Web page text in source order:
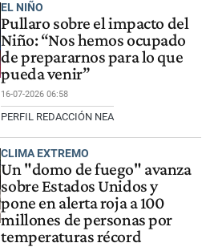
EL NIÑO
Pullaro sobre el impacto del
Niño: “Nos hemos ocupado
de prepararnos para lo que
pueda venir”
16-07-2026 06:58
PERFIL REDACCIÓN NEA
CLIMA EXTREMO
Un "domo de fuego" avanza
sobre Estados Unidos y
pone en alerta roja a 100
millones de personas por
temperaturas récord